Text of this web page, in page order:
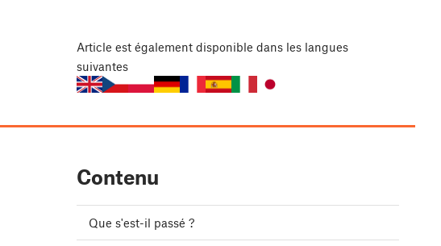
Article est également disponible dans les langues
suivantes
Contenu
Que s'est-il passé ?